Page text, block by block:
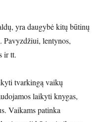
yra daugybė kitų būtinų
Pavyzdžiui, lentynos,
ir tt.
tvarkingą vaikų
laikyti knygas,
Vaikams patinka